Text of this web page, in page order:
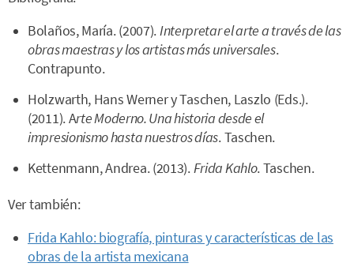
Bolaños, María. (2007).Interpretar el arte a través de las
obras maestras y los artistas más universales.
Contrapunto.
Holzwarth, Hans Werner y Taschen, Laszlo (Eds.).
(2011). Arte Moderno. Una historia desde el
impresionismo hasta nuestros días. Taschen.
Kettenmann, Andrea. (2013).Frida Kahlo. Taschen.
Ver también:
Frida Kahlo: biografía, pinturas y características de las
obras de la artista mexicana